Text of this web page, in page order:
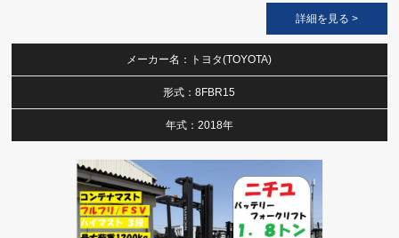
詳細を見る >
メーカー名：トヨタ(TOYOTA)
形式：8FBR15
年式：2018年